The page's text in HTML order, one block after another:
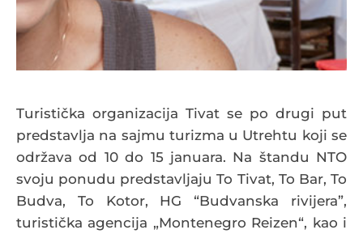
Turistička organizacija Tivat se po drugi put
predstavlja na sajmu turizma u Utrehtu koji se
održava od 10 do 15 januara. Na štandu NTO
svoju ponudu predstavljaju To Tivat, To Bar, To
Budva, To Kotor, HG “Budvanska rivijera”,
turistička agencija „Montenegro Reizen“, kao i